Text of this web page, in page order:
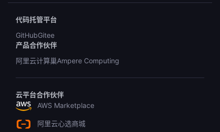
代码托管平台
GitHubGitee
产品合作伙伴
阿里云计算巢Ampere Computing
云平台合作伙伴
AWS Marketplace
阿里云心选商城